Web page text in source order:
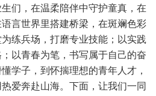
们，在温柔陪伴中守护童真，在
言世界里搭建桥梁，在斑斓色彩
练兵场，打磨专业技能；以实践
以青春为笔，书写属于自己的奋
学子，到怀揣理想的青年人才，
爱奔赴山海。下面，让我们一同